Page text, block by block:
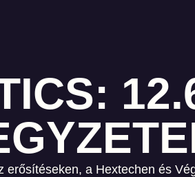
a Hextechen és